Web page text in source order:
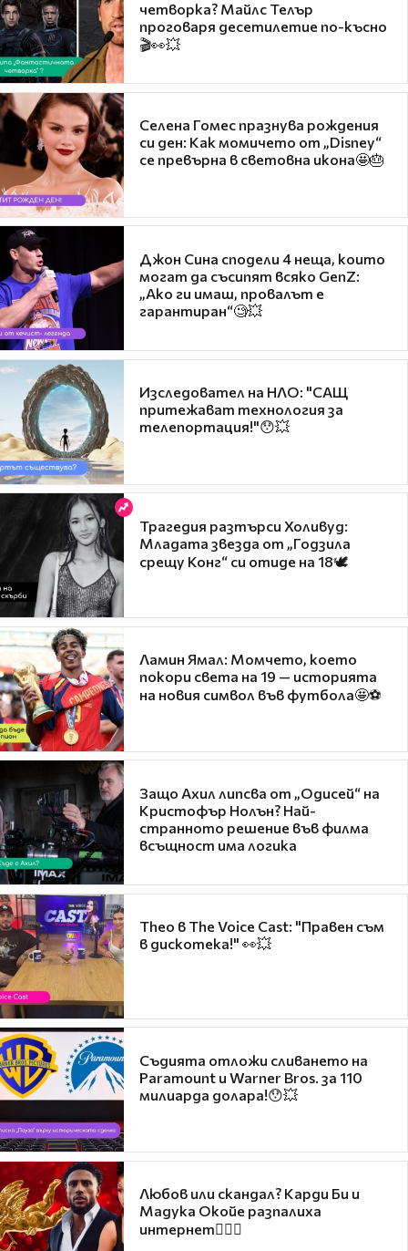
четворка? Майлс Телър
проговаря десетилетие по-късно
🎬👀💥
Селена Гомес празнува рождения
си ден: Как момичето от „Disney“
се превърна в световна икона🤩🎂
Джон Сина сподели 4 неща, които
могат да съсипят всяко GenZ:
„Ако ги имаш, провалът е
гарантиран“🧐💥
Изследовател на НЛО: "САЩ
притежават технология за
телепортация!"😯💥
Трагедия разтърси Холивуд:
Младата звезда от „Годзила
срещу Конг“ си отиде на 18🕊️
Ламин Ямал: Момчето, което
покори света на 19 — историята
на новия символ във футбола🤩⚽
Защо Ахил липсва от „Одисей“ на
Кристофър Нолън? Най-
странното решение във филма
всъщност има логика
Theo в The Voice Cast: "Правен съм
в дискотека!" 👀💥
Съдията отложи сливането на
Paramount и Warner Bros. за 110
милиарда долара!😯💥
Любов или скандал? Карди Би и
Мадука Окойе разпалиха
интернет❤️‍🔥🔥